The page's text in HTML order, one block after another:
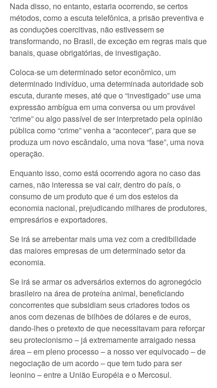
Nada disso, no entanto, estaria ocorrendo, se certos
métodos, como a escuta telefônica, a prisão preventiva e
as conduções coercitivas, não estivessem se
transformando, no Brasil, de exceção em regras mais que
banais, quase obrigatórias, de investigação.
Coloca-se um determinado setor econômico, um
determinado indivíduo, uma determinada autoridade sob
escuta, durante meses, até que o “investigado” use uma
expressão ambígua em uma conversa ou um provável
“crime” ou algo passível de ser interpretado pela opinião
pública como “crime” venha a “acontecer”, para que se
produza um novo escândalo, uma nova “fase”, uma nova
operação.
Enquanto isso, como está ocorrendo agora no caso das
carnes, não interessa se vai cair, dentro do país, o
consumo de um produto que é um dos esteios da
economia nacional, prejudicando milhares de produtores,
empresários e exportadores.
Se irá se arrebentar mais uma vez com a credibilidade
das maiores empresas de um determinado setor da
economia.
Se irá se armar os adversários externos do agronegócio
brasileiro na área de proteína animal, beneficiando
concorrentes que subsidiam seus criadores todos os
anos com dezenas de bilhões de dólares e de euros,
dando-lhes o pretexto de que necessitavam para reforçar
seu protecionismo – já extremamente arraigado nessa
área – em pleno processo – a nosso ver equivocado – de
negociação de um acordo – que tem tudo para ser
leonino – entre a União Européia e o Mercosul.